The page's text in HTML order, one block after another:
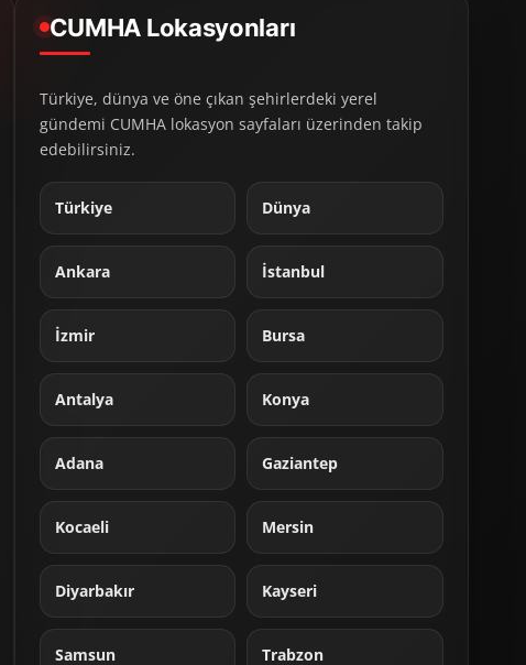
CUMHA Lokasyonları
Türkiye, dünya ve öne çıkan şehirlerdeki yerel
gündemi CUMHA lokasyon sayfaları üzerinden takip
edebilirsiniz.
Türkiye Dünya
Ankara İstanbul
İzmir Bursa
Antalya Konya
Adana Gaziantep
Kocaeli Mersin
Diyarbakır Kayseri
Samsun Trabzon